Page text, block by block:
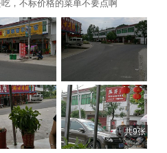
，不标价格的菜单不要点啊
共9张